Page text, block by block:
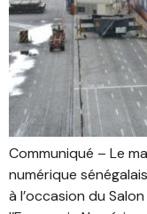
Communiqué – Le
numérique
à l’occasion du